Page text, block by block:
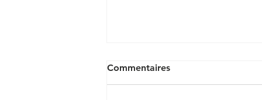
Commentaires